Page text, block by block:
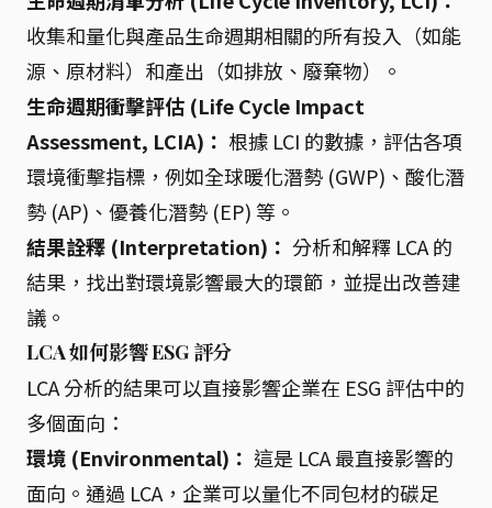
收集和量化與產品生命週期相關的所有投入（如能
源、原材料）和產出（如排放、廢棄物）。
生命週期衝擊評估 (Life Cycle Impact
Assessment, LCIA)： 根據 LCI 的數據，評估各項
環境衝擊指標，例如全球暖化潛勢 (GWP)、酸化潛
勢 (AP)、優養化潛勢 (EP) 等。
結果詮釋 (Interpretation)： 分析和解釋 LCA 的
結果，找出對環境影響最大的環節，並提出改善建
議。
LCA 如何影響 ESG 評分
LCA 分析的結果可以直接影響企業在 ESG 評估中的
多個面向：
環境 (Environmental)： 這是 LCA 最直接影響的
面向。通過 LCA，企業可以量化不同包材的碳足